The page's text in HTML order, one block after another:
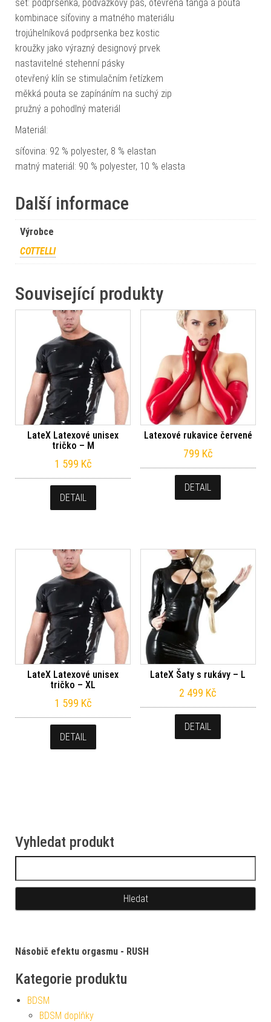
set: podprsenka, podvazkový pás, otevřená tanga a pouta
kombinace síťoviny a matného materiálu
trojúhelníková podprsenka bez kostic
kroužky jako výrazný designový prvek
nastavitelné stehenní pásky
otevřený klín se stimulačním řetízkem
měkká pouta se zapínáním na suchý zip
pružný a pohodlný materiál
Materiál:
síťovina: 92 % polyester, 8 % elastan
matný materiál: 90 % polyester, 10 % elasta
Další informace
Výrobce
COTTELLI
Související produkty
LateX Latexové unisex
tričko – M
1 599 Kč
DETAIL
Latexové rukavice červené
799 Kč
DETAIL
LateX Latexové unisex
tričko – XL
1 599 Kč
DETAIL
LateX Šaty s rukávy – L
2 499 Kč
DETAIL
Vyhledat produkt
Násobič efektu orgasmu - RUSH
Kategorie produktu
BDSM
BDSM doplňky